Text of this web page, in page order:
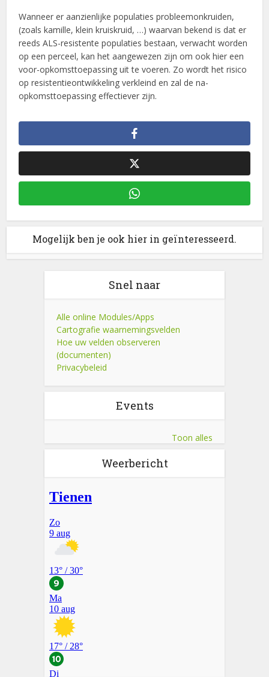
Wanneer er aanzienlijke populaties probleemonkruiden,
(zoals kamille, klein kruiskruid, …) waarvan bekend is dat er
reeds ALS-resistente populaties bestaan, verwacht worden
op een perceel, kan het aangewezen zijn om ook hier een
voor-opkomsttoepassing uit te voeren. Zo wordt het risico
op resistentieontwikkeling verkleind en zal de na-
opkomsttoepassing effectiever zijn.
Mogelijk ben je ook hier in geïnteresseerd.
Snel naar
Alle online Modules/Apps
Cartografie waarnemingsvelden
Hoe uw velden observeren
(documenten)
Privacybeleid
Events
Toon alles
Weerbericht